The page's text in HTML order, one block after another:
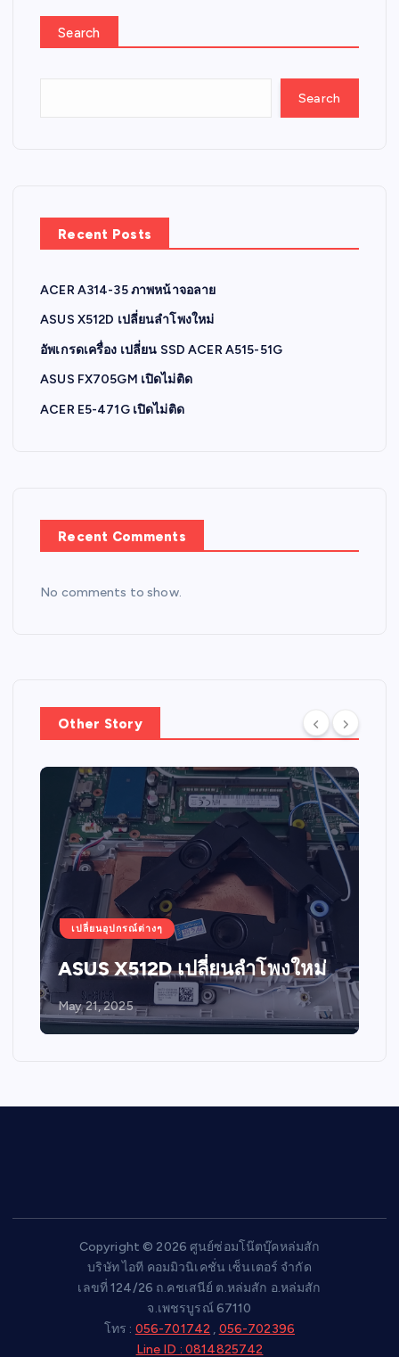
Search
Search
Recent Posts
ACER A314-35 ภาพหน้าจอลาย
ASUS X512D เปลี่ยนลำโพงใหม่
อัพเกรดเครื่อง เปลี่ยน SSD ACER A515-51G
ASUS FX705GM เปิดไม่ติด
ACER E5-471G เปิดไม่ติด
Recent Comments
No comments to show.
Other Story
เปลี่ยนอุปกรณ์ต่างๆ
ASUS X512D เปลี่ยนลำโพงใหม่
May 21, 2025
Copyright © 2026 ศูนย์ซ่อมโน๊ตบุ๊คหล่มสัก
บริษัท ไอที คอมมิวนิเคชั่น เซ็นเตอร์ จำกัด
เลขที่ 124/26 ถ.คชเสนีย์ ต.หล่มสัก อ.หล่มสัก
จ.เพชรบูรณ์ 67110
โทร : 056-701742 , 056-702396
Line ID : 0814825742